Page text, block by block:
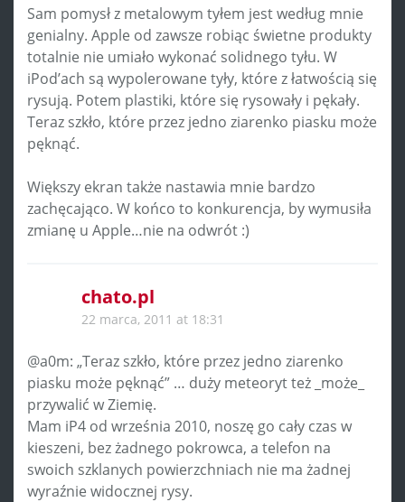
Sam pomysł z metalowym tyłem jest według mnie
genialny. Apple od zawsze robiąc świetne produkty
totalnie nie umiało wykonać solidnego tyłu. W
iPod’ach są wypolerowane tyły, które z łatwością się
rysują. Potem plastiki, które się rysowały i pękały.
Teraz szkło, które przez jedno ziarenko piasku może
pęknąć.
Większy ekran także nastawia mnie bardzo
zachęcająco. W końco to konkurencja, by wymusiła
zmianę u Apple…nie na odwrót :)
chato.pl
22 marca, 2011 at 18:31
@a0m: „Teraz szkło, które przez jedno ziarenko
piasku może pęknąć” … duży meteoryt też _może_
przywalić w Ziemię.
Mam iP4 od września 2010, noszę go cały czas w
kieszeni, bez żadnego pokrowca, a telefon na
swoich szklanych powierzchniach nie ma żadnej
wyraźnie widocznej rysy.